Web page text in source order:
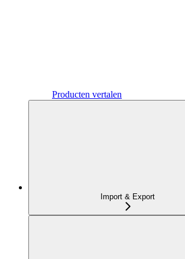
Producten vertalen
Import & Export